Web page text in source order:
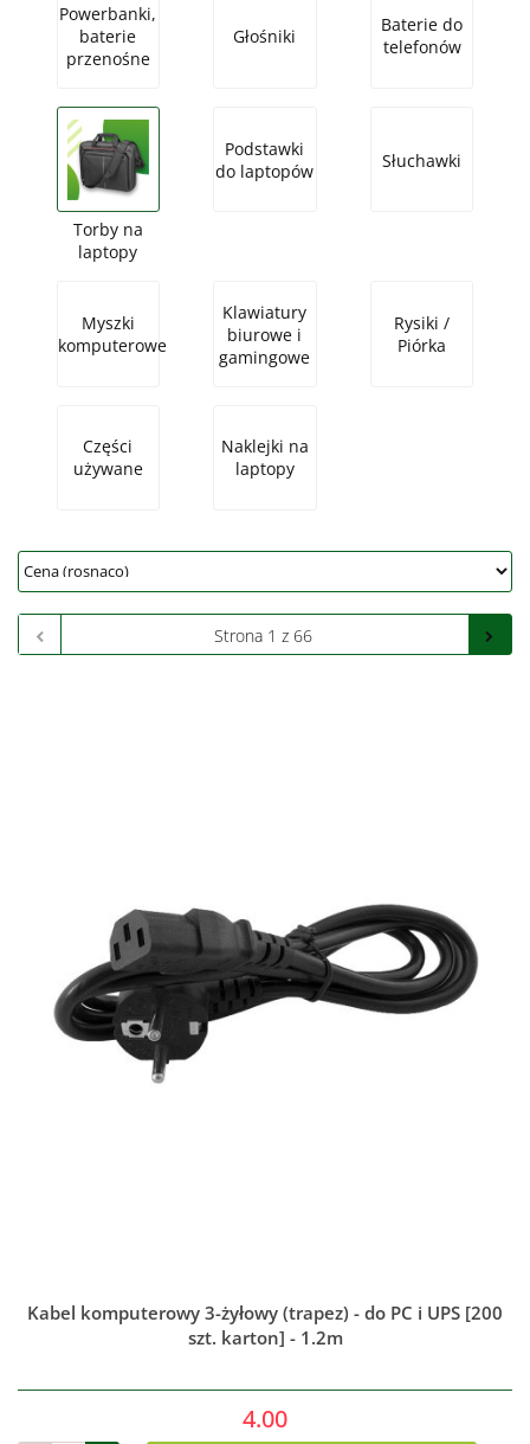
Powerbanki,
baterie
przenośne
Głośniki
Baterie do
telefonów
Torby na
laptopy
Podstawki
do laptopów
Słuchawki
Myszki
komputerowe
Klawiatury
biurowe i
gamingowe
Rysiki /
Piórka
Części
używane
Naklejki na
laptopy
Kabel komputerowy 3-żyłowy (trapez) - do PC i UPS [200
szt. karton] - 1.2m
4.00